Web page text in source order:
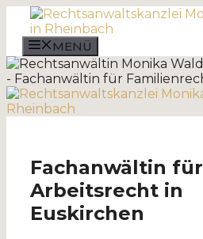
Zum
Inhalt
springenMENÜ
Fachanwältin für
Arbeitsrecht in
Euskirchen